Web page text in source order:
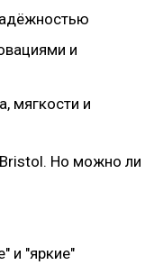
и
мягкости и
Но можно ли
и "яркие"